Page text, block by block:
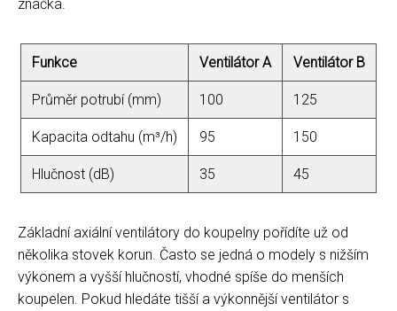
značka.
Funkce Ventilátor A Ventilátor B
Průměr potrubí (mm) 100 125
Kapacita odtahu (m³/h) 95 150
Hlučnost (dB) 35 45
Základní axiální ventilátory do koupelny pořídíte už od
několika stovek korun. Často se jedná o modely s nižším
výkonem a vyšší hlučností, vhodné spíše do menších
koupelen. Pokud hledáte tišší a výkonnější ventilátor s